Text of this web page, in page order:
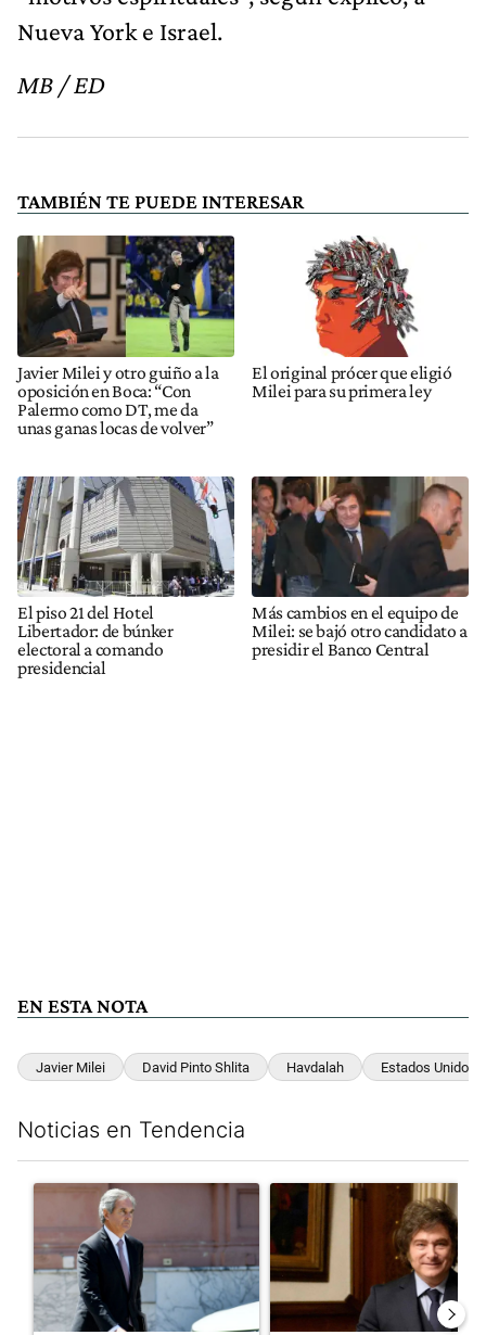
Nueva York e Israel.
MB / ED
TAMBIÉN TE PUEDE INTERESAR
Javier Milei y otro guiño a la
oposición en Boca: “Con
Palermo como DT, me da
unas ganas locas de volver”
El original prócer que eligió
Milei para su primera ley
El piso 21 del Hotel
Libertador: de búnker
electoral a comando
presidencial
Más cambios en el equipo de
Milei: se bajó otro candidato a
presidir el Banco Central
EN ESTA NOTA
Javier Milei David Pinto Shlita Havdalah Estados Unidos
Noticias en Tendencia
Un artículo de tendencia con el título "Las incosistencias de
Un artículo de tendencia